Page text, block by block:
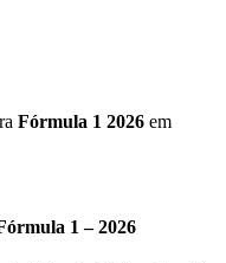
Fórmula 1 2026 em
1 – 2026